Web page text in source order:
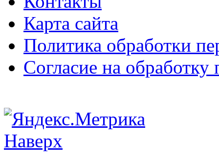
Карта сайта
Политика обработки
Согласие на
Наверх